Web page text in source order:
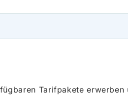
Tarifpakete